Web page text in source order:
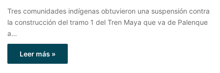
Tres comunidades indígenas obtuvieron una suspensión contra
la construcción del tramo 1 del Tren Maya que va de Palenque
a…
Leer más »